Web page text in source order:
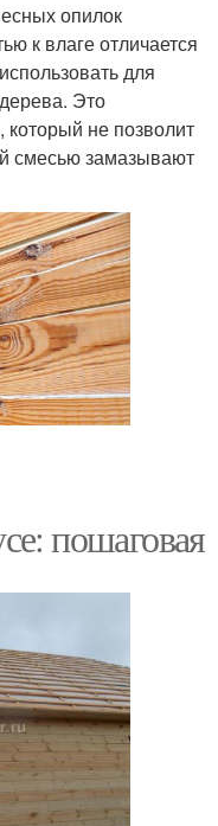
опилок
к влаге отличается
для
Это
не позволит
смесью замазывают
пошаговая